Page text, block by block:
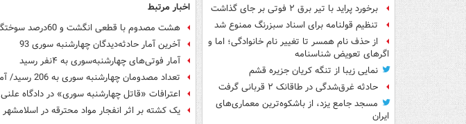
برخورد پراید با تیر برق ۲ فوتی بر جای گذاشت
تنظیم قولنامه برای اسناد سبزرنگ ممنوع شد
از حذف نام همسر تا تغییر نام خانوادگی؛ اما و
اگرهای تعویض شناسنامه
نمایی زیبا از تنگه کریان جزیره قشم
حادثه غرق‌شدگی در طاقانک ۲ قربانی گرفت
مسجد جامع یزد، از باشکوه‌ترین معماری‌های
ایران
اخبار مرتبط
هشت مصدوم با قطعی انگشت و 60درصد سوختگی
آخرین آمار حادثه‌دیدگان چهارشنبه سوری 93
آمار فوتی‌های چهارشنبه‌سوری به ۴نفر رسید
تعداد مصدومان چهارشنبه سوری به 206 رسید/ آمار یک کشته صحیح است
اعترافات «قاتل چهارشنبه سوری» در دادگاه علنی
یک کشته بر اثر انفجار مواد محترقه در اسلامشهر